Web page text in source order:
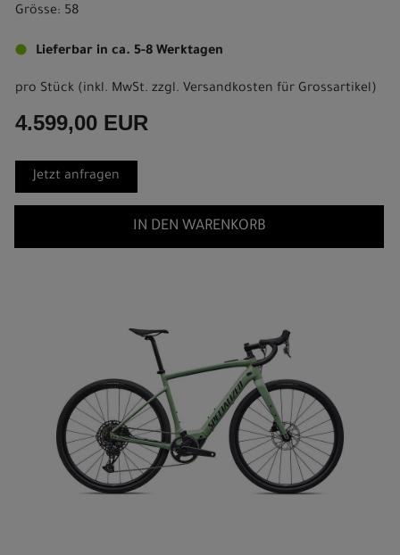
Grösse: 58
Lieferbar in ca. 5-8 Werktagen
pro Stück (inkl. MwSt. zzgl. Versandkosten für Grossartikel)
4.599,00 EUR
Jetzt anfragen
IN DEN WARENKORB